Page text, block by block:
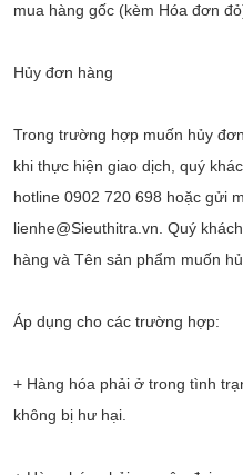
mua hàng gốc (kèm Hóa đơn
Hủy đơn hàng
Trong trường hợp muốn hủy
khi thực hiện giao dịch, quý
hotline 0902 720 698 hoặc gửi
lienhe@Sieuthitra.vn. Quý
hàng và Tên sản phẩm muốn
Áp dụng cho các trường hợp:
+ Hàng hóa phải ở trong tình
không bị hư hại.